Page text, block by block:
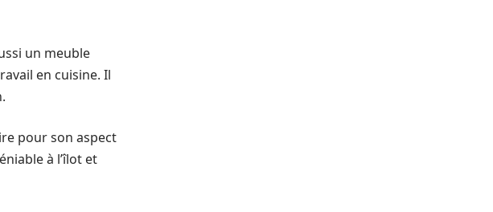
un meuble
en cuisine. Il
pour son aspect
à l’îlot et